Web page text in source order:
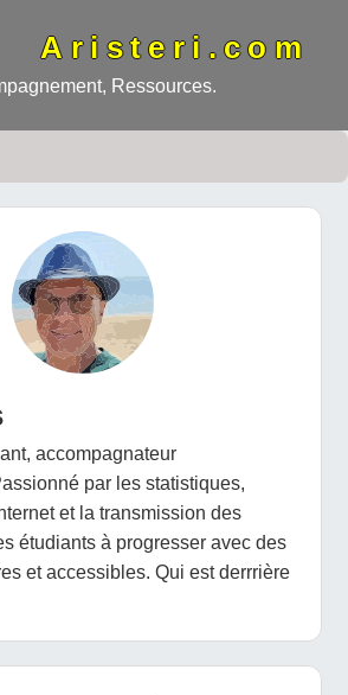
Aristeri.com
Ressources.
accompagnateur
par les statistiques,
et la transmission des
étudiants à progresser avec des
et accessibles. Qui est derrrière